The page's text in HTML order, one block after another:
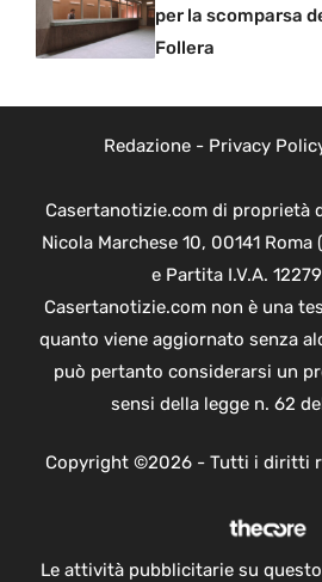
per la scomparsa
Follera
Redazione- Privacy
Casertanotizie.com di proprietà
Nicola Marchese 10, 00141
e Partita I.V.A.
Casertanotizie.com non è una
quanto viene aggiornato senza
può pertanto considerarsi un
sensi della legge n. 62
Copyright ©2026 - Tutti i diritti
Le attività pubblicitarie su